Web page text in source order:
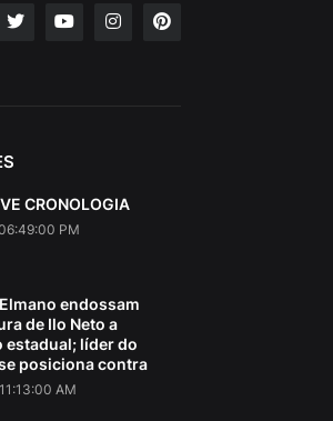
CRONOLOGIA
PM
endossam
de Ilo Neto a
estadual; líder do
posiciona contra
AM